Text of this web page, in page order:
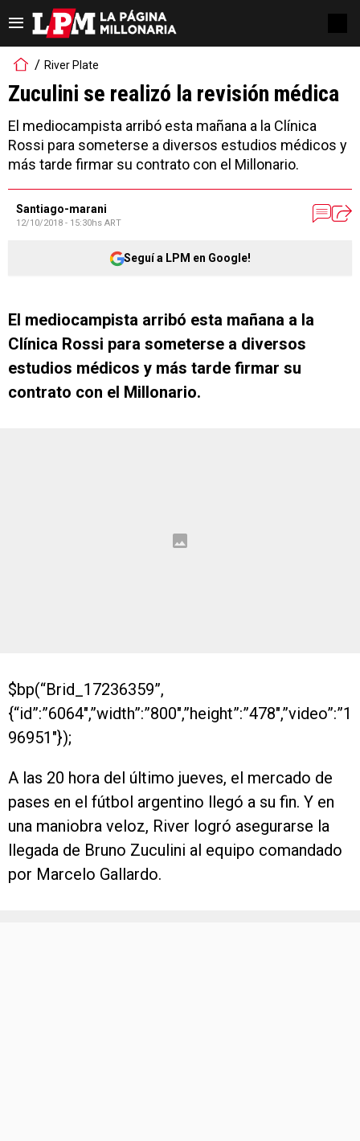
River Plate
Zuculini se realizó la revisión médica
El mediocampista arribó esta mañana a la Clínica
Rossi para someterse a diversos estudios médicos y
más tarde firmar su contrato con el Millonario.
Santiago-marani
12/10/2018 - 15:30hs ART
Seguí a LPM en Google!
El mediocampista arribó esta mañana a la
Clínica Rossi para someterse a diversos
estudios médicos y más tarde firmar su
contrato con el Millonario.
$bp(“Brid_17236359”,
{“id”:”6064″,”width”:”800″,”height”:”478″,”video”:”1
96951″});
A las 20 hora del último jueves, el mercado de
pases en el fútbol argentino llegó a su fin. Y en
una maniobra veloz, River logró asegurarse la
llegada de Bruno Zuculini al equipo comandado
por Marcelo Gallardo.